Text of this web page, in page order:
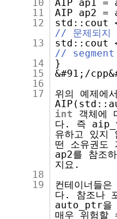
10
AIP ap1 =
11
AIP ap2 =
12
std::cout
// 문제되지
13
std::cout
// segment
14
}
15
&#91;/
16
17
위의 예제에
int
객체에
다. 즉
유하고 있지
떤 소유권도
ap2를 참조
지요.
18
19
컨테이너들
다. 참조나
auto_ptr을
매우 위험할